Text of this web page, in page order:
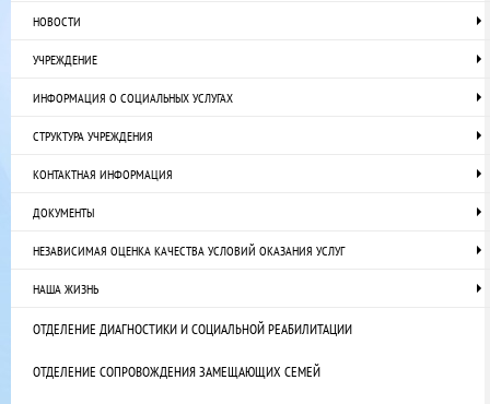
НОВОСТИ
УЧРЕЖДЕНИЕ
ИНФОРМАЦИЯ О СОЦИАЛЬНЫХ УСЛУГАХ
СТРУКТУРА УЧРЕЖДЕНИЯ
КОНТАКТНАЯ ИНФОРМАЦИЯ
ДОКУМЕНТЫ
НЕЗАВИСИМАЯ ОЦЕНКА КАЧЕСТВА УСЛОВИЙ ОКАЗАНИЯ УСЛУГ
НАША ЖИЗНЬ
ОТДЕЛЕНИЕ ДИАГНОСТИКИ И СОЦИАЛЬНОЙ РЕАБИЛИТАЦИИ
ОТДЕЛЕНИЕ СОПРОВОЖДЕНИЯ ЗАМЕЩАЮЩИХ СЕМЕЙ